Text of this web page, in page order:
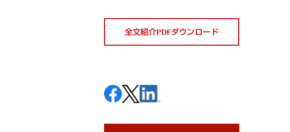
全文紹介PDFダウンロード